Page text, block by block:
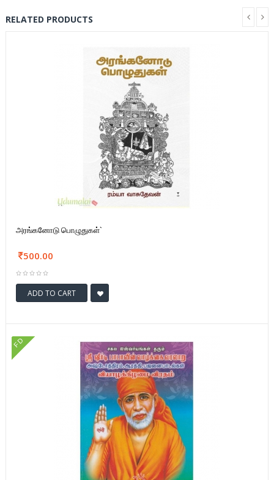
RELATED PRODUCTS
அரங்கனோடு பொழுதுகள்`
500.00
ADD TO CART
FD